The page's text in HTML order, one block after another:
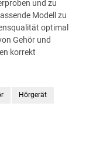
und zu
Modell zu
optimal
Gehör und
korrekt
Hörgerät